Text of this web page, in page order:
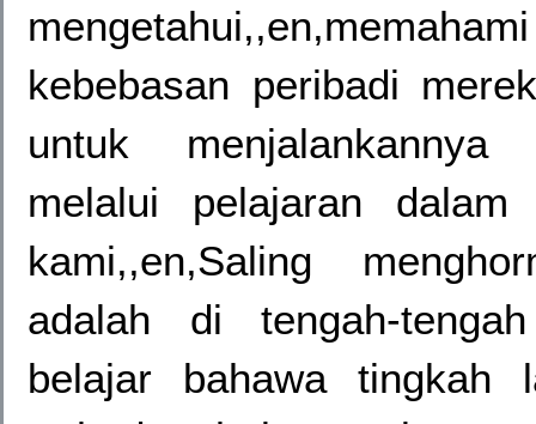
kebebasan peribadi
untuk menjalankannya
melalui pelajaran
kami,,en,Saling
adalah di tengah-
belajar bahawa tingkah